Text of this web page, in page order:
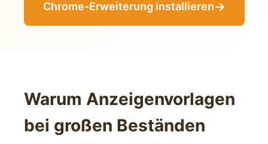
Chrome-Erweiterung installieren→
Warum Anzeigenvorlagen
bei großen Beständen